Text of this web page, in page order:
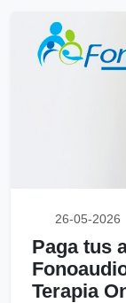
26-05-2026
Paga tus
Terapia